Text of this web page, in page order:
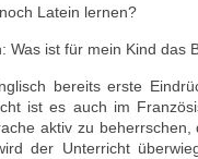
Latein lernen?
Was ist für mein Kind das
bereits erste
ist es auch im
aktiv zu
der Unterricht